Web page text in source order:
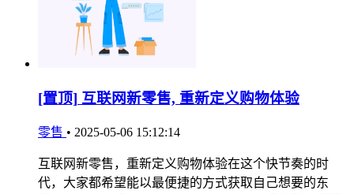
[置顶] 互联网新零售, 重新定义购物体验
零售 • 2025-05-06 15:12:14
互联网新零售，重新定义购物体验在这个快节奏的时
代，大家都希望能以最便捷的方式获取自己想要的东